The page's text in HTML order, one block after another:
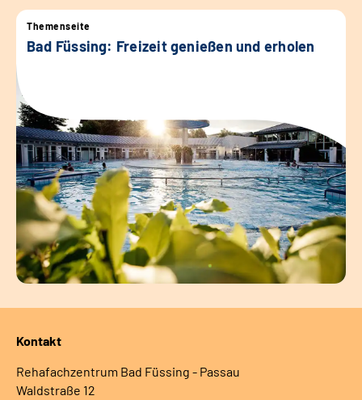
Themenseite
Bad Füssing: Freizeit genießen und erholen
Kontakt
Rehafachzentrum Bad Füssing - Passau
Waldstraße 12